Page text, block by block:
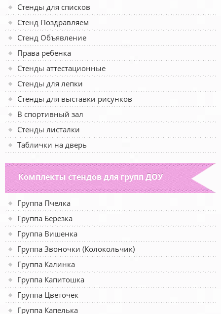
Стенды для списков
Стенд Поздравляем
Стенд Объявление
Права ребенка
Стенды аттестационные
Стенды для лепки
Стенды для выставки рисунков
В спортивный зал
Стенды листалки
Таблички на дверь
Комплекты стендов для групп ДОУ
Группа Пчелка
Группа Березка
Группа Вишенка
Группа Звоночки (Колокольчик)
Группа Калинка
Группа Капитошка
Группа Цветочек
Группа Капелька